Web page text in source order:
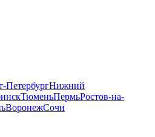
ПетербургНижний
ТюменьПермьРостов-на-
ВоронежСочи